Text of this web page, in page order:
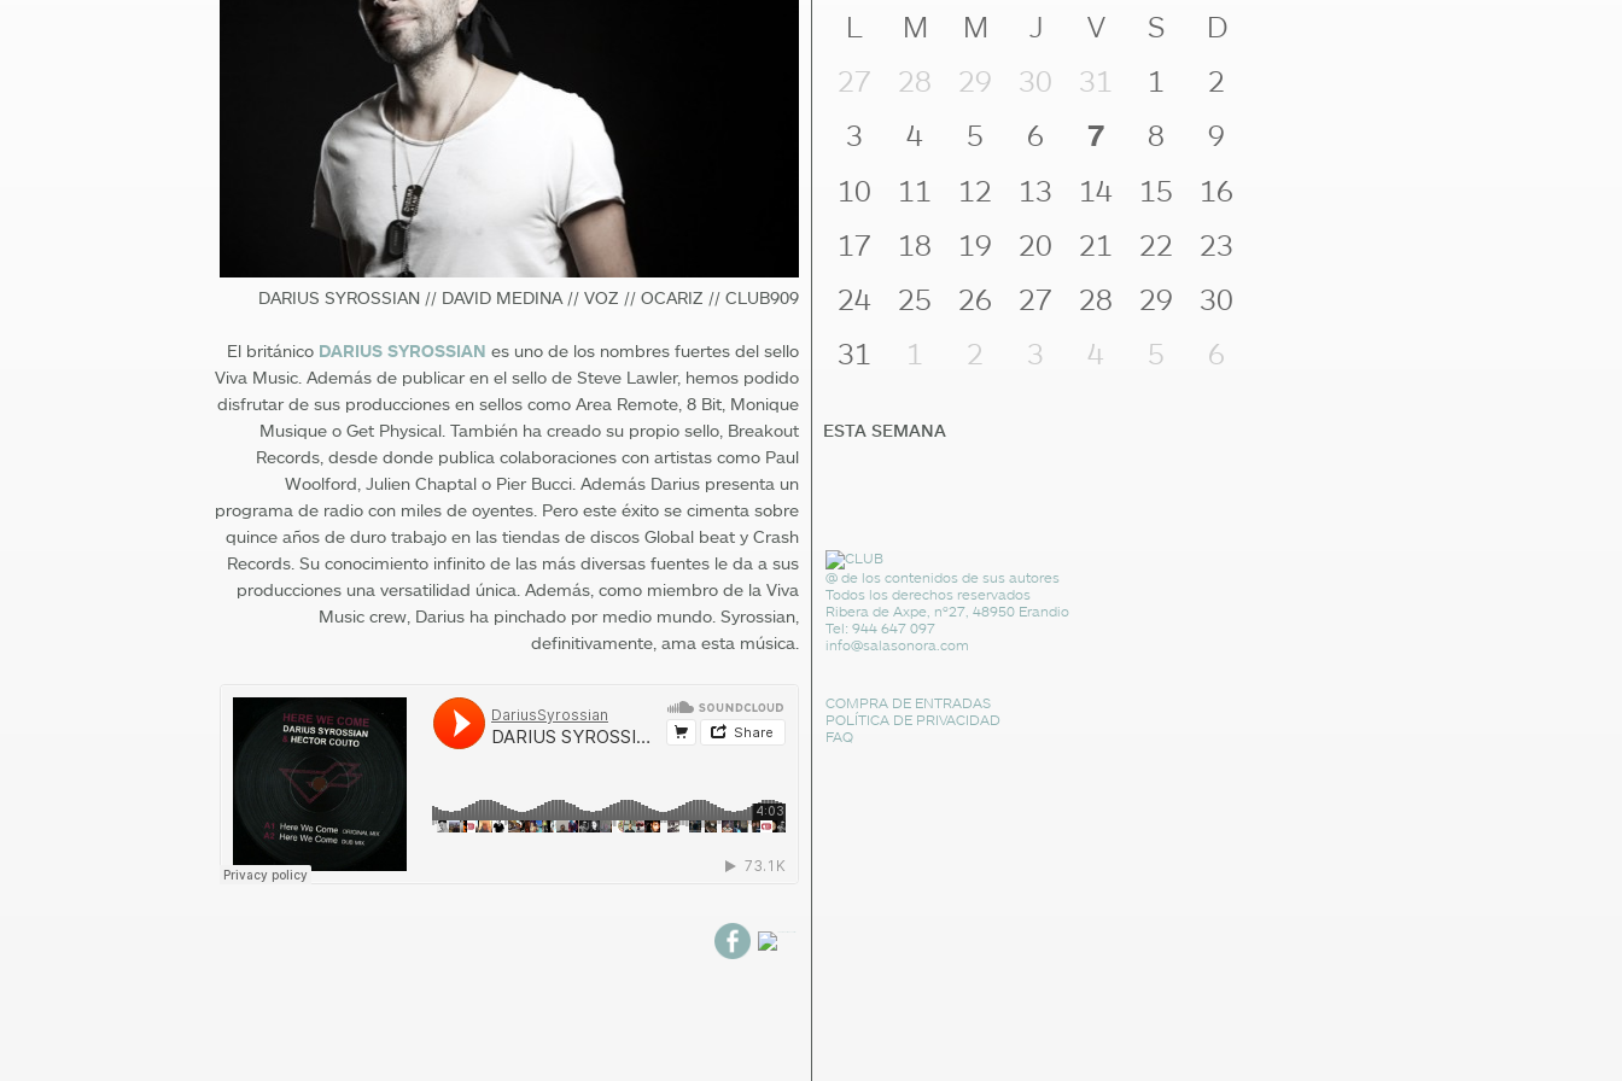
DARIUS SYROSSIAN // DAVID MEDINA // VOZ // OCARIZ // CLUB909
El británico DARIUS SYROSSIAN es uno de los nombres fuertes del sello
Viva Music. Además de publicar en el sello de Steve Lawler, hemos podido
disfrutar de sus producciones en sellos como Area Remote, 8 Bit, Monique
Musique o Get Physical. También ha creado su propio sello, Breakout
Records, desde donde publica colaboraciones con artistas como Paul
Woolford, Julien Chaptal o Pier Bucci. Además Darius presenta un
programa de radio con miles de oyentes. Pero este éxito se cimenta sobre
quince años de duro trabajo en las tiendas de discos Global beat y Crash
Records. Su conocimiento infinito de las más diversas fuentes le da a sus
producciones una versatilidad única. Además, como miembro de la Viva
Music crew, Darius ha pinchado por medio mundo. Syrossian,
definitivamente, ama esta música.
L M M J V S
D
27
28 29 30 31 1
2
3
4 5 6 7 8
9
10
11 12 13 14 15
16
17
18 19 20 21 22
23
24
25 26 27 28 29
30
31
1 2 3 4 5 6
ESTA SEMANA
@ de los contenidos de sus autores
Todos los derechos reservados
Ribera de Axpe, nº27, 48950 Erandio
Tel: 944 647 097
info@salasonora.com
COMPRA DE ENTRADAS
POLÍTICA DE PRIVACIDAD
FAQ